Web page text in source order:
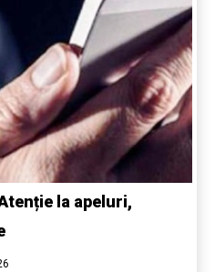
la apeluri,